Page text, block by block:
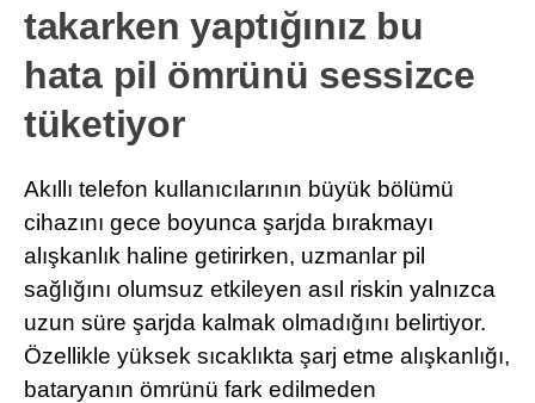
takarken yaptığınız bu
hata pil ömrünü sessizce
tüketiyor
Akıllı telefon kullanıcılarının büyük bölümü
cihazını gece boyunca şarjda bırakmayı
alışkanlık haline getirirken, uzmanlar pil
sağlığını olumsuz etkileyen asıl riskin yalnızca
uzun süre şarjda kalmak olmadığını belirtiyor.
Özellikle yüksek sıcaklıkta şarj etme alışkanlığı,
bataryanın ömrünü fark edilmeden